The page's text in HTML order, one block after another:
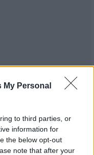
My Personal
to third parties, or
information for
the below opt-out
note that after your
Breach